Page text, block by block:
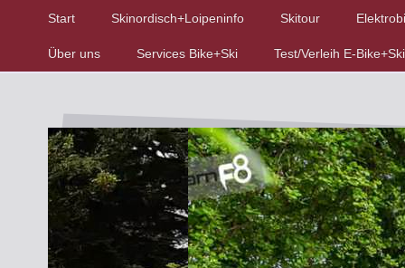
Start Skinordisch+Loipeninfo Skitour
Über uns Services Bike+Ski Test/Verleih E-Bike+Ski